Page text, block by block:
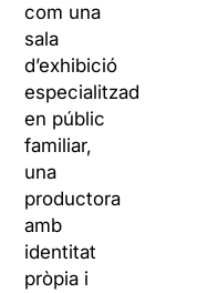
com una
sala
d’exhibició
especialitzada
en públic
familiar,
una
productora
amb
identitat
pròpia i